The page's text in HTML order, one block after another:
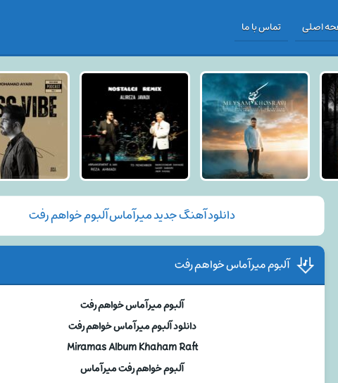
اصلی تماس با ما
دانلود آهنگ جدید میرآماس آلبوم خواهم رفت
آلبوم میرآماس خواهم رفت
آلبوم میرآماس خواهم رفت
دانلود آلبوم میرآماس خواهم رفت
Miramas Album Khaham Raft
آلبوم خواهم رفت میرآماس